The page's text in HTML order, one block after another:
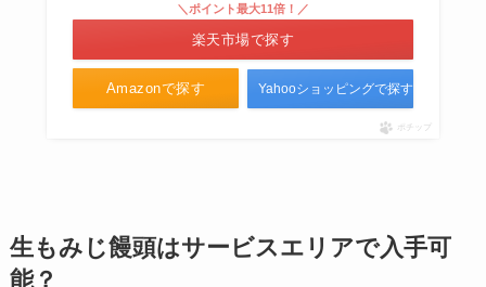
Amazonで探す
＼ポイント最大11倍！／
楽天市場で探す
Yahooショッピングで探す
ポチップ
生もみじ饅頭はサービスエリアで入手可
能？